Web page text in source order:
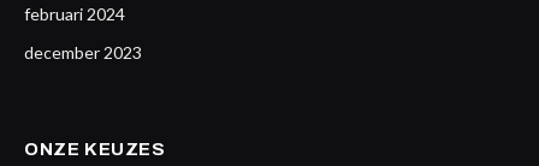
februari 2024
december 2023
ONZE KEUZES